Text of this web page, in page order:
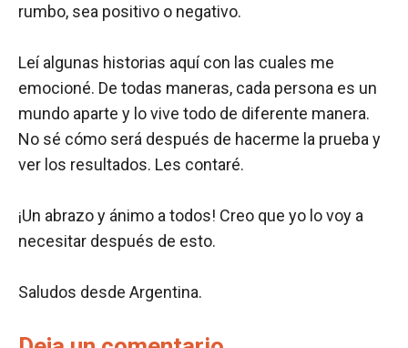
rumbo, sea positivo o negativo.
Leí algunas historias aquí con las cuales me
emocioné. De todas maneras, cada persona es un
mundo aparte y lo vive todo de diferente manera.
No sé cómo será después de hacerme la prueba y
ver los resultados. Les contaré.
¡Un abrazo y ánimo a todos! Creo que yo lo voy a
necesitar después de esto.
Saludos desde Argentina.